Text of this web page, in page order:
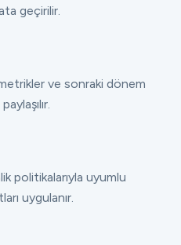
geçirilir.
ve sonraki dönem
politikalarıyla uyumlu
uygulanır.